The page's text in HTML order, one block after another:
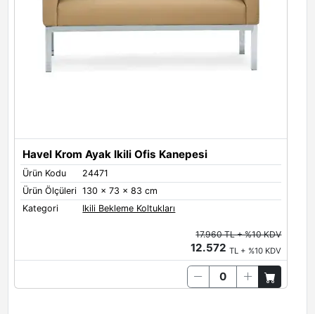
Havel Krom Ayak Ikili Ofis Kanepesi
Ürün Kodu
24471
Ürün Ölçüleri 130 x 73 x 83 cm
Kategori
Ikili Bekleme Koltukları
17.960 TL + %10 KDV
12.572TL + %10 KDV